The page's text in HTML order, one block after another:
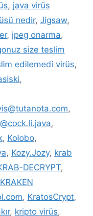
, java virüs
nedir, Jigsaw,
, jpeg onarma,
size teslim
edilemedi virüs,
,
,
,
, Kolobo,
, Kozy.Jozy, krab
DECRYPT,
KRAKEN
, KratosCrypt,
, kripto virüs,